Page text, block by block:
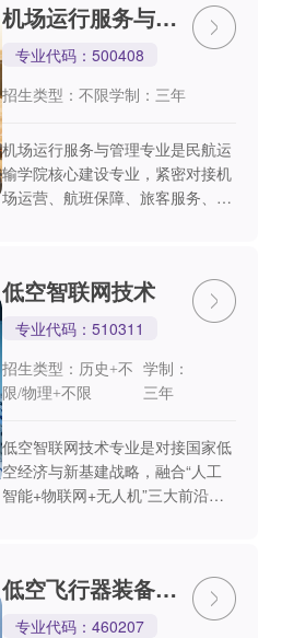
技术、危险品识别、安...
机场运行服务与管
理专业
专业代码：500408
招生类型：不限学制：三年
机场运行服务与管理专业是民航运
输学院核心建设专业，紧密对接机
场运营、航班保障、旅客服务、机
客服务、机坪运行、航班...
低空智联网技术
专业代码：510311
招生类型 ： 历史+不
限/物理+不限
学制 ：
三年
低空智联网技术专业是对接国家低
空经济与新基建战略，融合“人工
智能+物联网+无人机”三大前沿技
爆发式增长需求，是升...
低空飞行器装备技
术
专业代码：460207